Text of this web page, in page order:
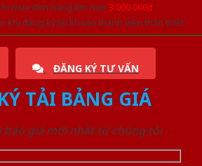
mua đơn hàng lớn hơn 3.000.000đ
khi đăng ký tài khoản thành viên thân thiết
ĐĂNG KÝ TƯ VẤN
TẢI BẢNG GIÁ
báo giá mới nhất từ chúng tôi